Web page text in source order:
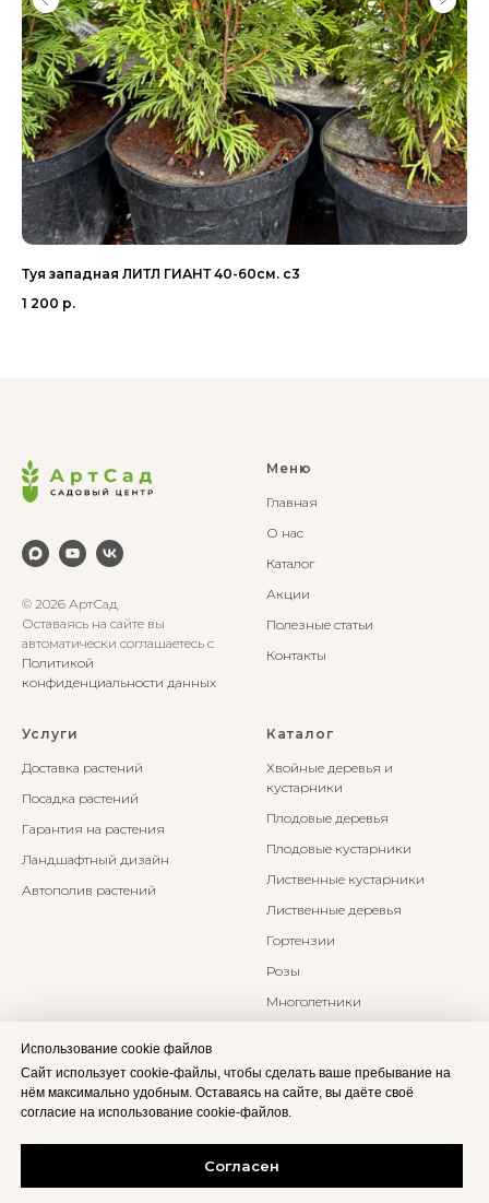
Туя западная ЛИТЛ ГИАНТ 40-60см. с3
1 200 р.
© 2026 АртСад
Оставаясь на сайте вы
автоматически соглашаетесь с
Политикой
конфиденциальности данных
Меню
Главная
О нас
Каталог
Акции
Полезные статьи
Контакты
Услуги
Доставка растений
Посадка растений
Гарантия на растения
Ландшафтный дизайн
Автополив растений
Каталог
Хвойные деревья и
кустарники
Плодовые деревья
Плодовые кустарники
Лиственные кустарники
Лиственные деревья
Гортензии
Розы
Многолетники
Использование cookie файлов
Сайт использует cookie-файлы, чтобы сделать ваше пребывание на
нём максимально удобным. Оставаясь на сайте, вы даёте своё
согласие на использование cookie-файлов.
Согласен